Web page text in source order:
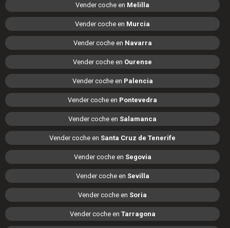
Vender coche en Melilla
Vender coche en Murcia
Vender coche en Navarra
Vender coche en Ourense
Vender coche en Palencia
Vender coche en Pontevedra
Vender coche en Salamanca
Vender coche en Santa Cruz de Tenerife
Vender coche en Segovia
Vender coche en Sevilla
Vender coche en Soria
Vender coche en Tarragona